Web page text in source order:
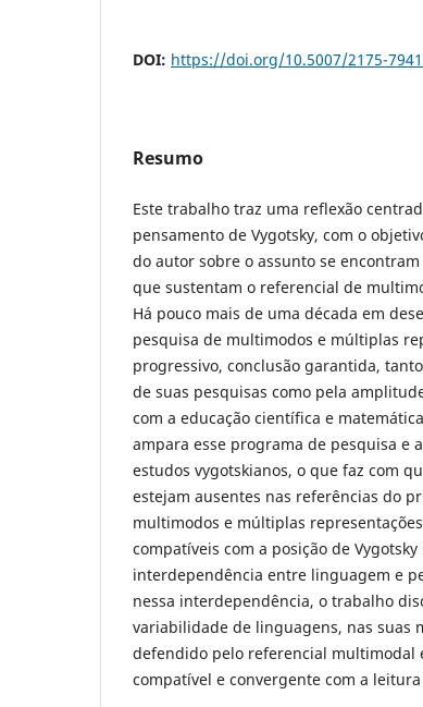
DOI: https://doi.org/10.5007/2175-
Resumo
Este trabalho traz uma reflexão
pensamento de Vygotsky, com o
do autor sobre o assunto se
que sustentam o referencial de
Há pouco mais de uma década em
pesquisa de multimodos e múltiplas
progressivo, conclusão garantida,
de suas pesquisas como pela
com a educação científica e
ampara esse programa de pesquisa e
estudos vygotskianos, o que faz com
estejam ausentes nas referências do
multimodos e múltiplas
compatíveis com a posição de
interdependência entre linguagem e
nessa interdependência, o trabalho
variabilidade de linguagens, nas suas
defendido pelo referencial multimodal
compatível e convergente com a